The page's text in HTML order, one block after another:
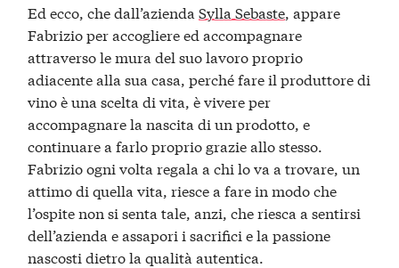
Ed ecco, che dall’aziendaSylla Sebaste , appare
Fabrizio per accogliere ed accompagnare
attraverso le mura del suo lavoro proprio
adiacente alla sua casa, perché fare il produttore di
vino è una scelta di vita, è vivere per
accompagnare la nascita di un prodotto, e
continuare a farlo proprio grazie allo stesso.
Fabrizio ogni volta regala a chi lo va a trovare, un
attimo di quella vita, riesce a fare in modo che
l’ospite non si senta tale, anzi, che riesca a sentirsi
dell’azienda e assapori i sacrifici e la passione
nascosti dietro la qualità autentica.